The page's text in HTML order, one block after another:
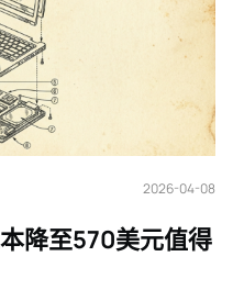
2026-04-08
降至570美元值得